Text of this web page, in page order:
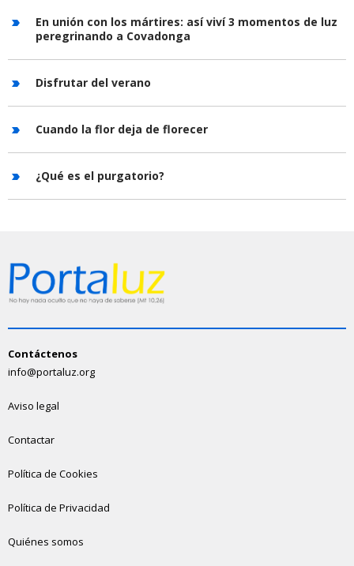
En unión con los mártires: así viví 3 momentos de luz
peregrinando a Covadonga
Disfrutar del verano
Cuando la flor deja de florecer
¿Qué es el purgatorio?
Contáctenos
info@portaluz.org
Aviso legal
Contactar
Política de Cookies
Política de Privacidad
Quiénes somos